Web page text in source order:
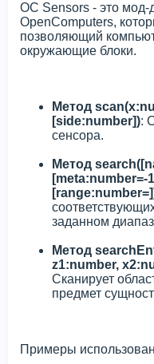
OC Sensors - это
OpenComputers,
позволяющий
окружающие блоки.
Метод
[side:number]):
сенсора.
Метод
заданном
Метод
z1:number,
Сканирует
предмет
Примеры